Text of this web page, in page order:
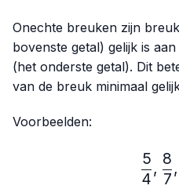
Onechte breuken zijn
bovenste getal) gelijk is
(het onderste getal). Dit
van de breuk minimaal
Voorbeelden:
4
5
,
7
8
,